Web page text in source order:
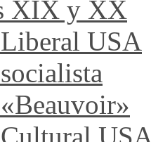
XIX y XX
USA